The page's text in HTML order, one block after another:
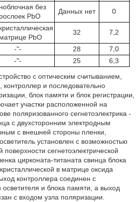
без
PbО
Данных нет 0
PbО
32 7,2
-"- 28
7,0
-"- 25
6,3
с оптическим считыванием,
и последовательно
блок памяти и блок регистрации,
участки расположенной на
поляризованного сегнетоэлектрика -
с двухсторонним электродным
с внешней стороны пленки,
установлен с возможностью
сегнетоэлектрической
цирконата-титаната свинца блока
в матрице оксида
контроллера соединен с
и блока памяти, а выход
с входом узла поляризации.